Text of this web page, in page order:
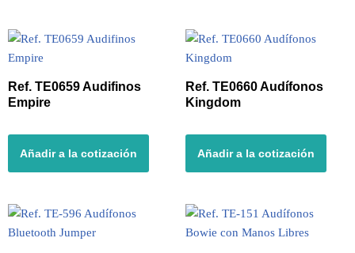
Ref. TE0659 Audifinos
Empire
Añadir a la cotización
Ref. TE0660 Audífonos
Kingdom
Añadir a la cotización